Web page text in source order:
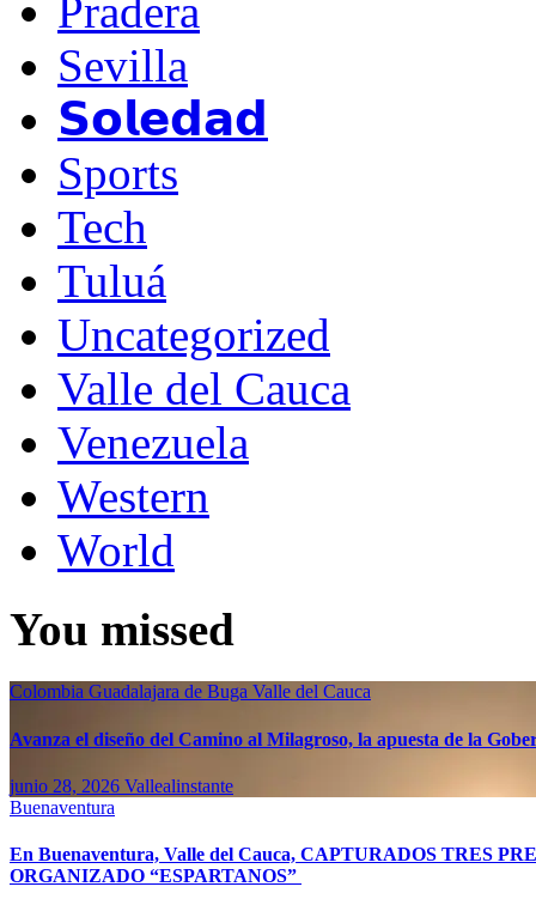
Pradera
Sevilla
𝗦𝗼𝗹𝗲𝗱𝗮𝗱
Sports
Tech
Tuluá
Uncategorized
Valle del Cauca
Venezuela
Western
World
You missed
Colombia Guadalajara de Buga Valle del Cauca
Avanza el diseño del Camino al Milagroso, la apuesta de la
junio 28, 2026 Vallealinstante
Buenaventura
En Buenaventura, Valle del Cauca, CAPTURADOS TRES
ORGANIZADO “ESPARTANOS”